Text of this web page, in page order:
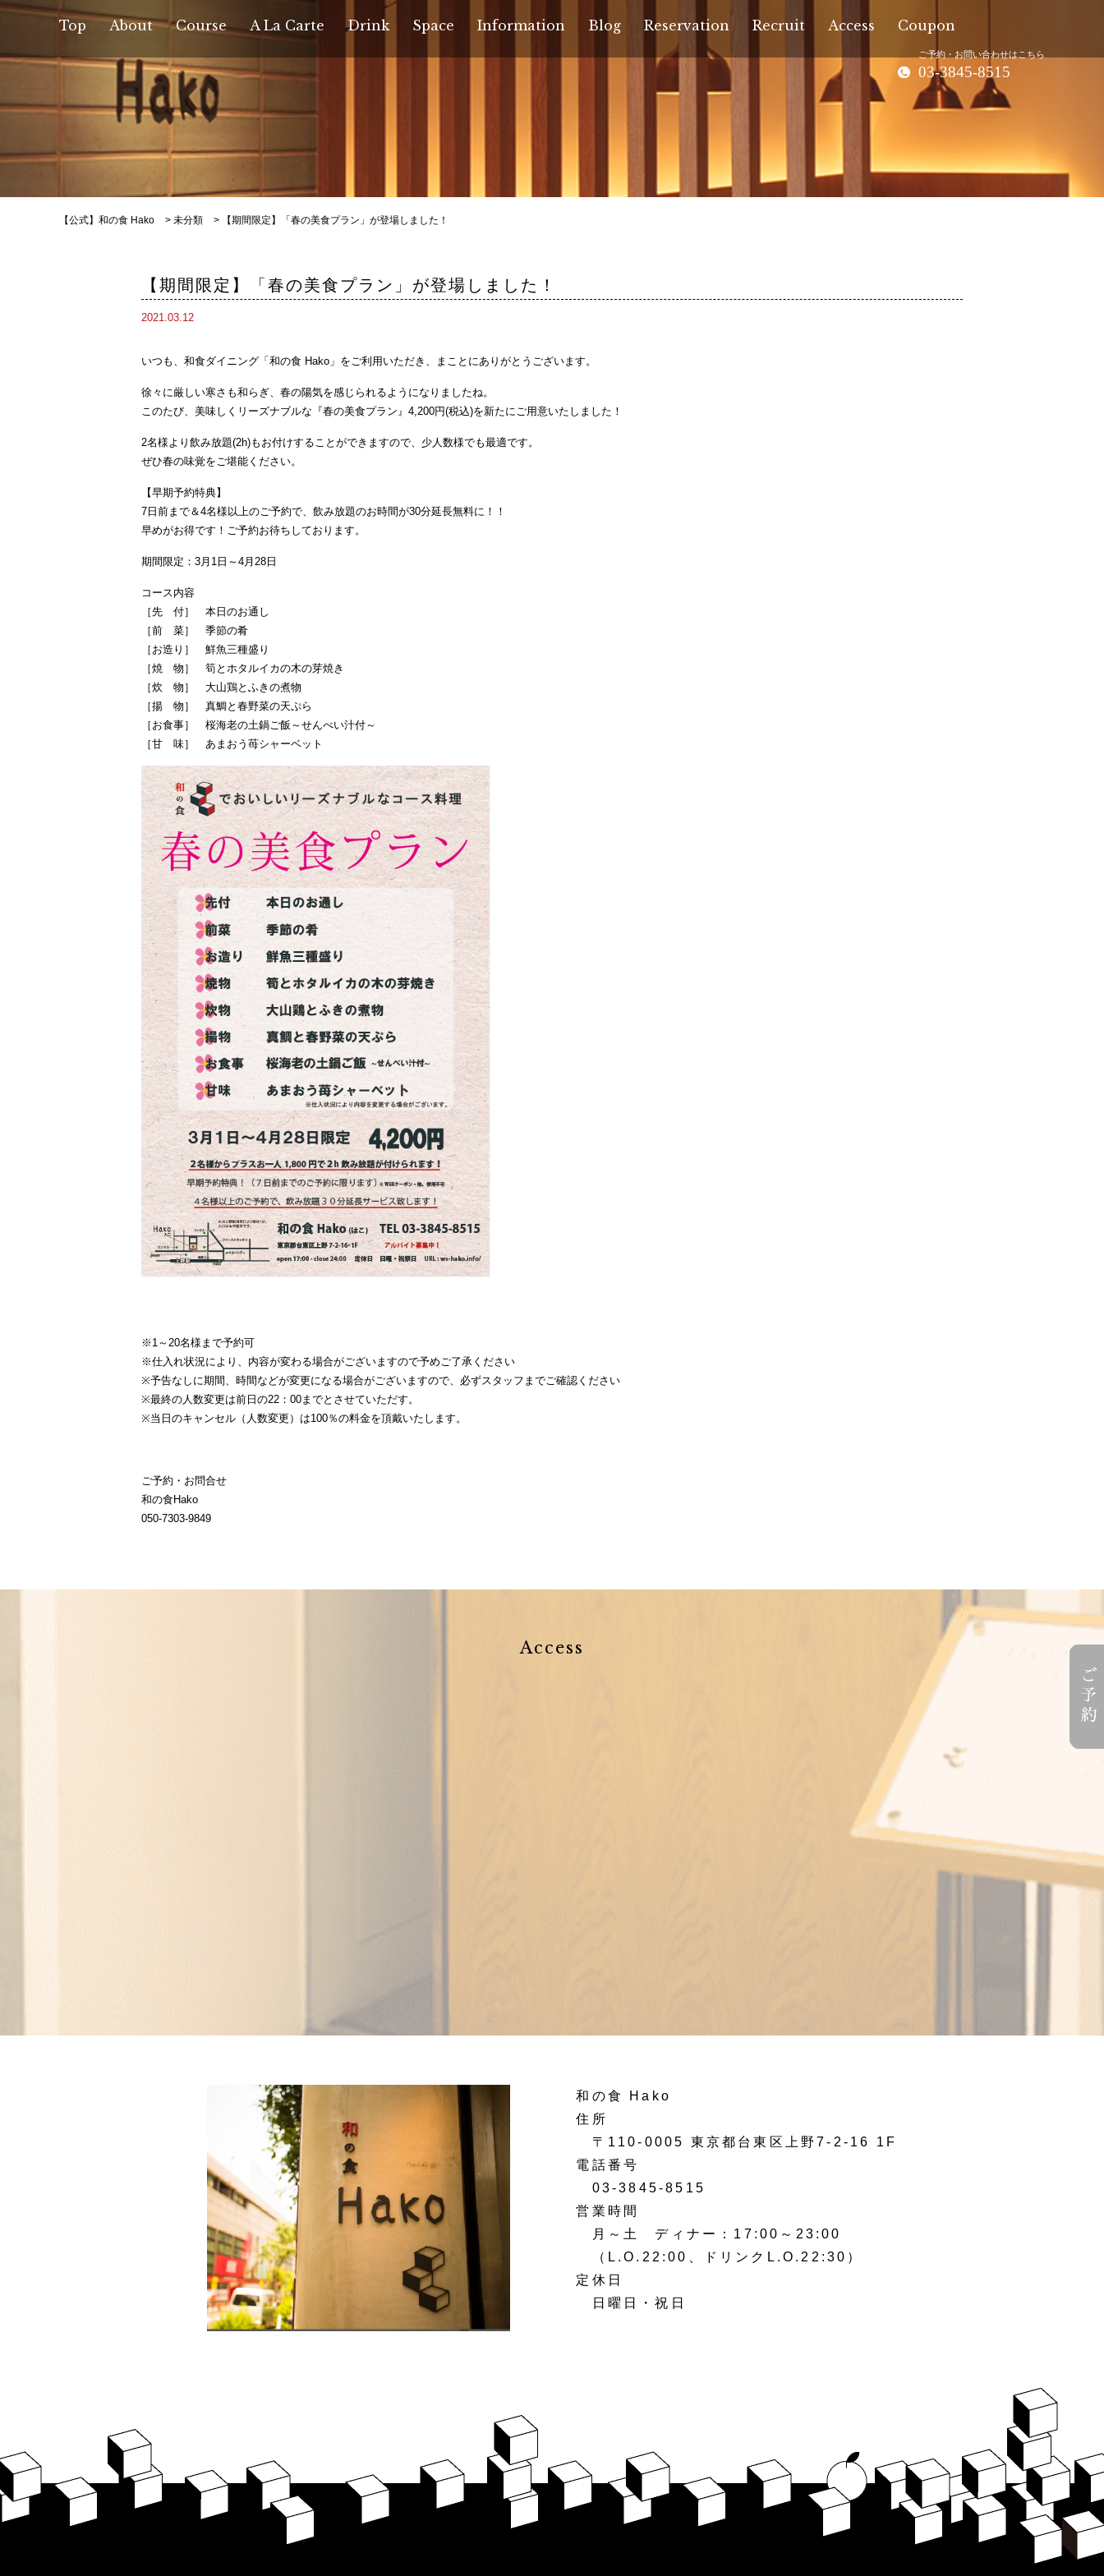
Top About Course A La Carte Drink Space Information Blog Reservation Recruit Access Coupon
ご予約・お問い合わせはこちら
03-3845-8515
【公式】和の食 Hako > 未分類 > 【期間限定】「春の美食プラン」が登場しました！
【期間限定】「春の美食プラン」が登場しました！
2021.03.12
いつも、和食ダイニング「和の食 Hako」をご利用いただき、まことにありがとうございます。
徐々に厳しい寒さも和らぎ、春の陽気を感じられるようになりましたね。
このたび、美味しくリーズナブルな『春の美食プラン』4,200円(税込)を新たにご用意いたしました！
2名様より飲み放題(2h)もお付けすることができますので、少人数様でも最適です。
ぜひ春の味覚をご堪能ください。
【早期予約特典】
7日前まで＆4名様以上のご予約で、飲み放題のお時間が30分延長無料に！！
早めがお得です！ご予約お待ちしております。
期間限定：3月1日～4月28日
コース内容
［先 付］ 本日のお通し
［前 菜］ 季節の肴
［お造り］ 鮮魚三種盛り
［焼 物］ 筍とホタルイカの木の芽焼き
［炊 物］ 大山鶏とふきの煮物
［揚 物］ 真鯛と春野菜の天ぷら
［お食事］ 桜海老の土鍋ご飯～せんべい汁付～
［甘 味］ あまおう苺シャーベット
※1～20名様まで予約可
※仕入れ状況により、内容が変わる場合がございますので予めご了承ください
※予告なしに期間、時間などが変更になる場合がございますので、必ずスタッフまでご確認ください
※最終の人数変更は前日の22：00までとさせていただす。
※当日のキャンセル（人数変更）は100％の料金を頂戴いたします。
ご予約・お問合せ
和の食Hako
050-7303-9849
Access
和の食 Hako
住所
〒110-0005 東京都台東区上野7-2-16 1F
電話番号
03-3845-8515
営業時間
月～土 ディナー：17:00～23:00
（L.O.22:00、ドリンクL.O.22:30）
定休日
日曜日・祝日